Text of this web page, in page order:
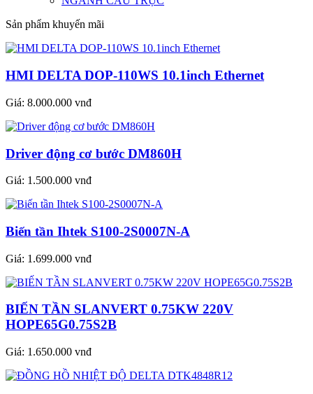
Sản phẩm khuyến mãi
HMI DELTA DOP-110WS 10.1inch Ethernet
Giá: 8.000.000 vnđ
Driver động cơ bước DM860H
Giá: 1.500.000 vnđ
Biến tần Ihtek S100-2S0007N-A
Giá: 1.699.000 vnđ
BIẾN TẦN SLANVERT 0.75KW 220V
HOPE65G0.75S2B
Giá: 1.650.000 vnđ